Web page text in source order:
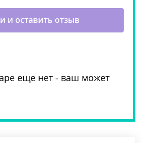
еще нет - ваш может
и оставить отзыв